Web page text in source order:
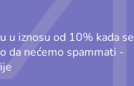
u iznosu od 10% kada se
da nećemo spammati -